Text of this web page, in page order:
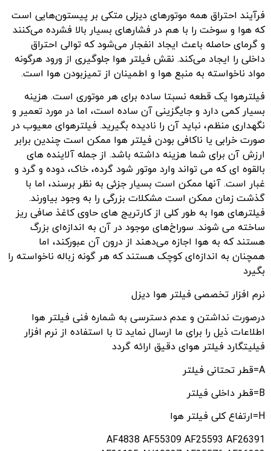
فرآیند احتراق همه موتورهای دیزلی متکی بر پیستون‌هایی است
که هوا و سوخت را با هم در فشارهای بسیار بالا فشرده می‌کنند
و گرمای حاصله باعث ایجاد انفجار می‌شود که توالی احتراق
داخلی را ایجاد می‌کند. نقش فیلتر هوا جلوگیری از ورود هرگونه
مواد ناخواسته به منبع هوا و اطمینان از تمیزبودن هوا است.
فیلترهوا یک قطعه نسبتا ساده برای هر موتوری است. هزینه
بسیار کمی دارد و جایگزینی آن ساده است، اما در مورد تعمیر و
نگهداری منظم، نباید آن را نادیده بگیرید. فیلترهوای معیوب در
صورت خرابی یا ناکافی بودن فیلتر هوا ممکن است چندین برابر
ارزش آن برای شما هزینه داشته باشد. از جمله آلاینده های
بالقوه ای که می تواند وارد موتور شود گرده، خاک، دوده و گرد و
غبار است. آنها ممکن است بسیار جزئی به نظر برسند، اما با
گذشت زمان ممکن است مشکلات بزرگی را به وجود بیاورند.
فیلترهای هوا به طور کلی از کارتریج های حاوی کاغذ صافی ریز
ساخته می شوند. سوراخ‌های موجود در آن به اندازه‌ای بزرگ
هستند که به هوا اجازه می‌دهند از درون آن عبورکند، اما
همچنان به اندازه‌ای کوچک هستند که هر گونه زباله ناخواسته را
بگیرد
نرم افزار تخصصی فیلتر هوا دیزل
درصورت نداشتن و عدم دسترسی به شماره فنی فیلتر هوا
اطلاعات ذیل را برای ما ارسال نماید تا با استفاده از نرم افزار
فیلیتگارد فیلتر هوای دقیق ارائه گردد
A=قطر تحتانی فیلتر
B=قطر داخلی فیلتر
H=ارتفاع کلی فیلتر هوا
AF4838 AF55309 AF25593 AF26391